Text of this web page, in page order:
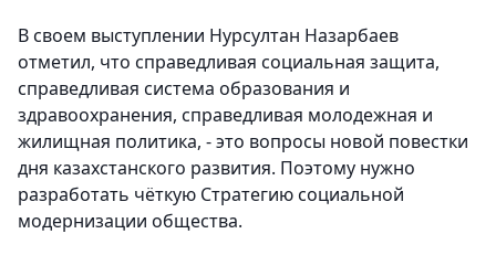
В своем выступлении Нурсултан Назарбаев
отметил, что справедливая социальная защита,
справедливая система образования и
здравоохранения, справедливая молодежная и
жилищная политика, - это вопросы новой повестки
дня казахстанского развития. Поэтому нужно
разработать чёткую Стратегию социальной
модернизации общества.